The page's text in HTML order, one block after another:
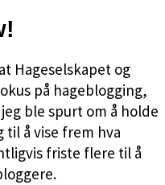
Hageselskapet og
på hageblogging,
ble spurt om å holde
å vise frem hva
friste flere til å